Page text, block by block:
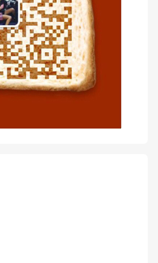
愛馬仕哪三款包最熱門 Herm
ès Constance 18 Chevre Ma
uve Pale 梦幻粉紫